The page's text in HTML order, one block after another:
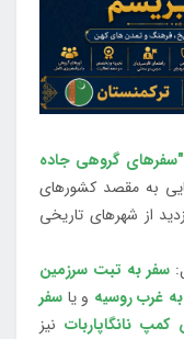
"سفرهای گروهی جاده
به مقصد کشورهای
از شهرهای تاریخی
سفر به تبت سرزمین
غرب روسیه و یا سفر
نانگاپاربات نیز